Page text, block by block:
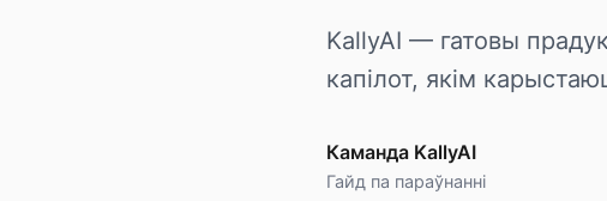
KallyAI — гатовы
капілот, якім
Каманда KallyAI
Гайд па параўнанні